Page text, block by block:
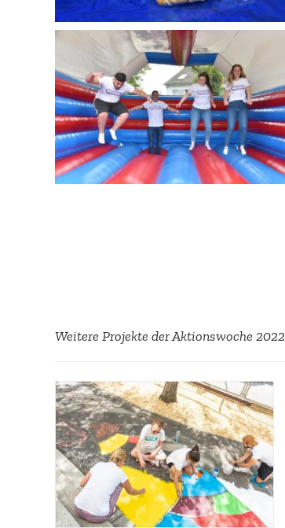
Weitere Projekte der Aktions­woche 2022